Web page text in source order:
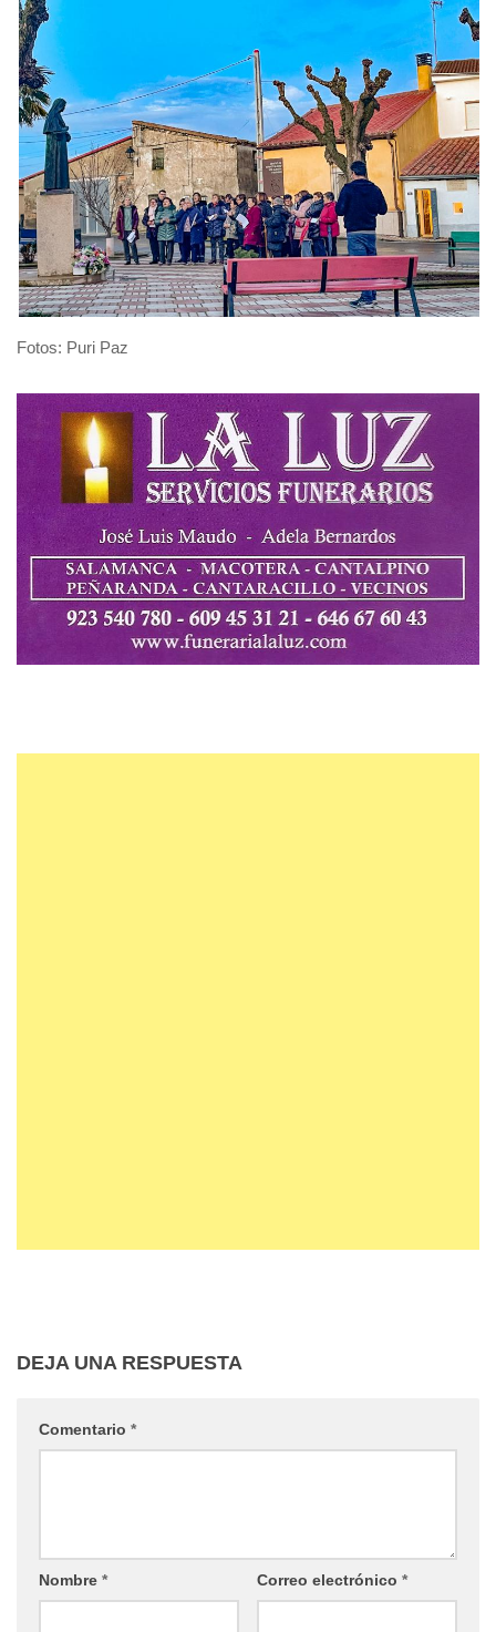
Fotos: Puri Paz
DEJA UNA RESPUESTA
Comentario *
Nombre * Correo electrónico *